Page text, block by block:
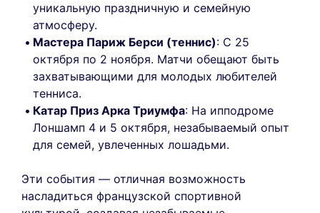
уникальную праздничную и семейную
атмосферу.
Мастера Париж Берси (теннис): С 25
октября по 2 ноября. Матчи обещают быть
захватывающими для молодых любителей
тенниса.
Катар Приз Арка Триумфа: На ипподроме
Лоншамп 4 и 5 октября, незабываемый опыт
для семей, увлеченных лошадьми.
Эти события — отличная возможность
насладиться французской спортивной